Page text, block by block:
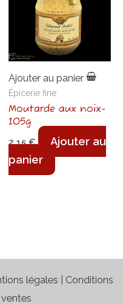
Ajouter au panier
Épicerie fine
Moutarde aux noix-
105g
2,15€
Ajouter au
panier
légales
Conditions